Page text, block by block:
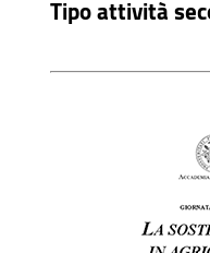
Tipo attività